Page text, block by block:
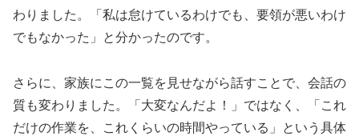
わりました。「私は怠けているわけでも、要領が悪いわけ
でもなかった」と分かったのです。
さらに、家族にこの一覧を見せながら話すことで、会話の
質も変わりました。「大変なんだよ！」ではなく、「これ
だけの作業を、これくらいの時間やっている」という具体